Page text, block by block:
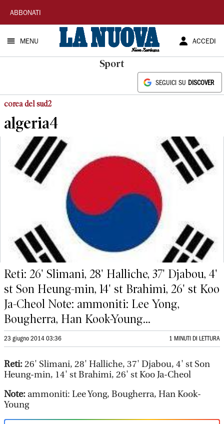
La
Nuova
Sardegna
ABBONATI
MENU ACCEDI
Sport
SEGUICI SU DISCOVER
corea del sud2
algeria4
Reti: 26' Slimani, 28' Halliche, 37' Djabou, 4'
st Son Heung-min, 14' st Brahimi, 26' st Koo
Ja-Cheol Note: ammoniti: Lee Yong,
Bougherra, Han Kook-Young...
23 giugno 2014 03:36 1 MINUTI DI LETTURA
Reti:26' Slimani, 28' Halliche, 37' Djabou, 4' st Son
Heung-min, 14' st Brahimi, 26' st Koo Ja-Cheol
Note: ammoniti: Lee Yong, Bougherra, Han Kook-
Young